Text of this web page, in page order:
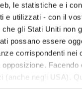
le statistiche e i
e utilizzati - con il
gli Stati Uniti non
possano essere
corrispondenti nei
negli USA).